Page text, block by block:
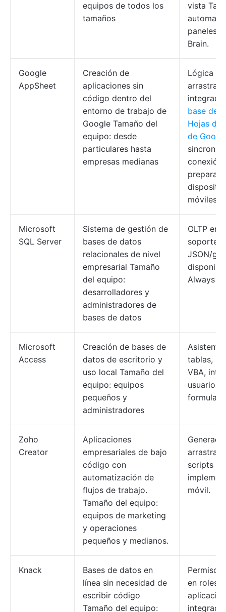
equipos de todos los
tamaños
vista
paneles,
Brain.
Google
AppSheet
Creación de
aplicaciones sin
código dentro del
entorno de trabajo de
Google Tamaño del
equipo: desde
particulares hasta
empresas medianas
Lógica de
arrastrar
base de
Hojas de
de
móviles.
Microsoft
SQL Server
Sistema de gestión de
bases de datos
relacionales de nivel
empresarial Tamaño
del equipo:
desarrolladores y
administradores de
bases de datos
OLTP en
soporte
JSON/
Always
Microsoft
Access
Creación de bases de
datos de escritorio y
uso local Tamaño del
equipo: equipos
pequeños y
administradores
tablas,
VBA,
usuario
Zoho
Creator
Aplicaciones
empresariales de bajo
código con
automatización de
flujos de trabajo.
Tamaño del equipo:
equipos de marketing
y operaciones
pequeños y medianos.
arrastrar
scripts
móvil.
Knack
Bases de datos en
línea sin necesidad de
escribir código
Tamaño del equipo:
Permisos
en roles,